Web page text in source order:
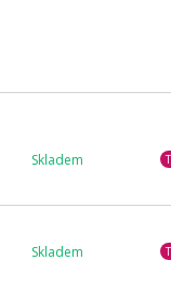
Skladem
Skladem